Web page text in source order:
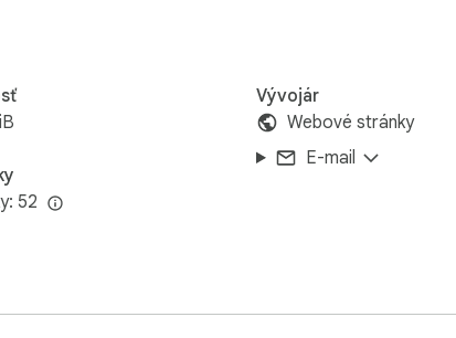
podnikateľ, tento nástroj šetrí hodiny každý týždeň ⏳
na text pomocou:
s neuveriteľnou presnosťou pomocou
nástroj Reč na text podporuje:
52
Vývojár
Webové stránky
E-mail